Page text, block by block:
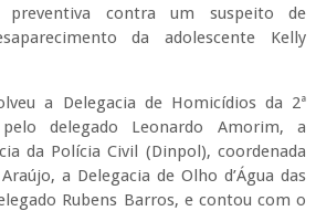
preventiva contra um suspeito de
da adolescente Kelly
a Delegacia de Homicídios da 2ª
pelo delegado Leonardo Amorim, a
da Polícia Civil (Dinpol), coordenada
a Delegacia de Olho d’Água das
Rubens Barros, e contou com o